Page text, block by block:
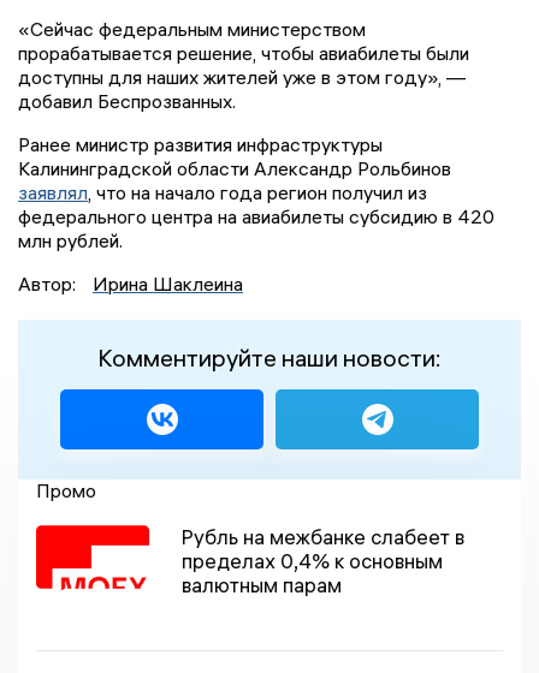
«Сейчас федеральным министерством
прорабатывается решение, чтобы авиабилеты были
доступны для наших жителей уже в этом году», —
добавил Беспрозванных.
Ранее министр развития инфраструктуры
Калининградской области Александр Рольбинов
заявлял, что на начало года регион получил из
федерального центра на авиабилеты субсидию в 420
млн рублей.
Автор:
Ирина Шаклеина
Комментируйте наши новости:
Промо
Рубль на межбанке слабеет в
пределах 0,4% к основным
валютным парам